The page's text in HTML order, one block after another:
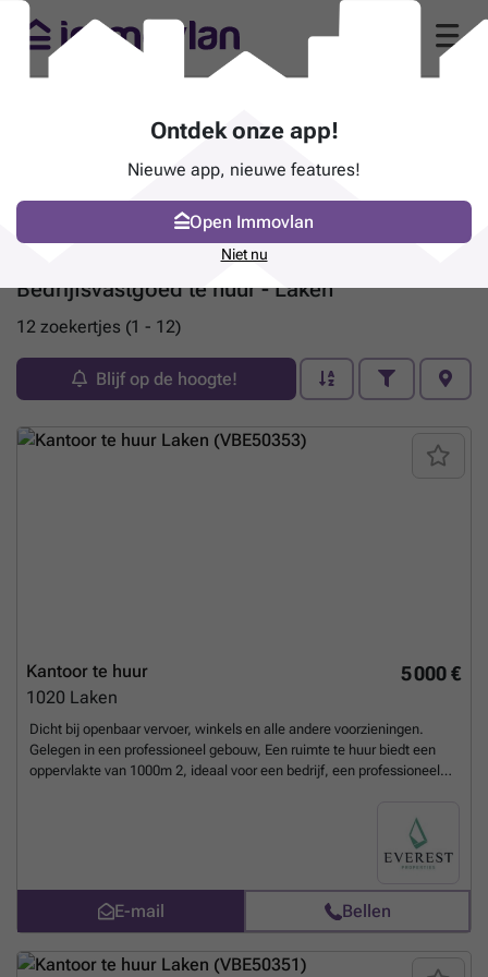
Bedrijfsvastgoed te huur - Laken
12 zoekertjes (1 - 12)
Blijf op de hoogte!
5 000 €
Kantoor te huur
1020 Laken
Dicht bij openbaar vervoer, winkels en alle andere voorzieningen.
Gelegen in een professioneel gebouw, Een ruimte te huur biedt een
oppervlakte van 1000m 2, ideaal voor een bedrijf, een professioneel
individuele kantoren, vergaderzalen). De technische vloeren en
uitgeruste plafonds vergemakkelijken de installatie van werkstations
en computernetwerken. De ruimte omvat ook afzonderlijke, goed
onderhouden toiletten en functionele circulatiegebieden. Het gebouw
is gemakkelijk bereikbaar en perfect geschikt voor een professionele
activiteit die op zoek is naar comfort, ruimte en functionaliteit.
E-mail Bellen
Ontdek onze app!
Nieuwe app, nieuwe features!
Open Immovlan
Niet nu